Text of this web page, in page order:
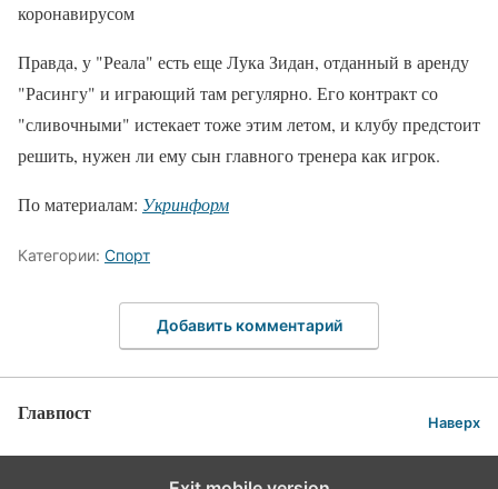
коронавирусом
Правда, у "Реала" есть еще Лука Зидан, отданный в аренду
"Расингу" и играющий там регулярно. Его контракт со
"сливочными" истекает тоже этим летом, и клубу предстоит
решить, нужен ли ему сын главного тренера как игрок.
По материалам: Укринформ
Категории: Спорт
Добавить комментарий
Главпост Наверх